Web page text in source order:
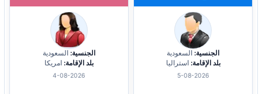
الجنسية: السعودية
بلد الإقامة: استراليا
5-08-2026
الجنسية: السعودية
بلد الإقامة: امريكا
4-08-2026